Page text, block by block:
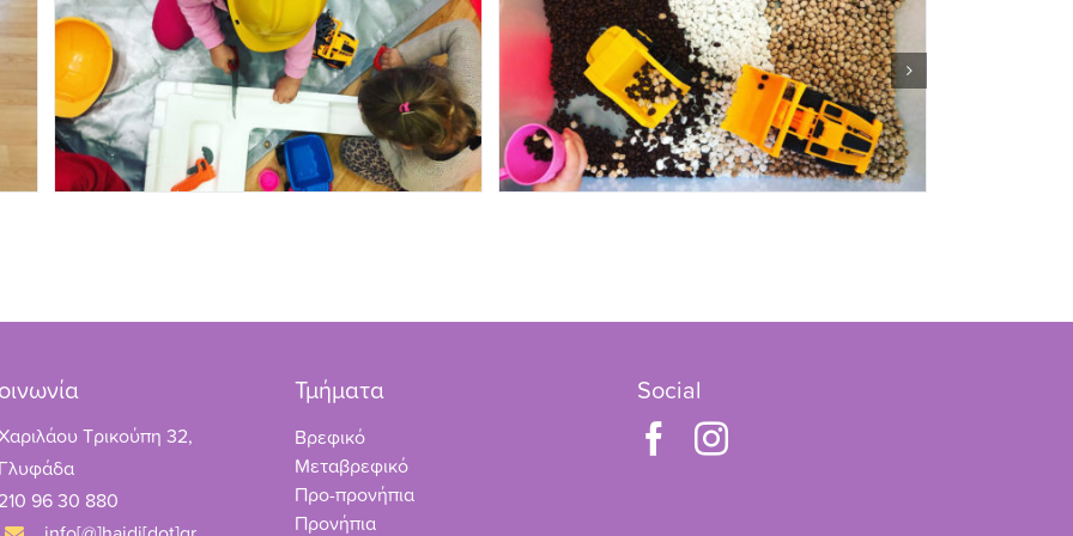
Τρικούπη 32,
96 30 880
Τμήματα
Βρεφικό
Μεταβρεφικό
Προ-προνήπια
Προνήπια
Social